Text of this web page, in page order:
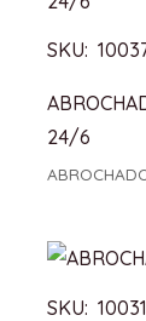
SKU:
24/6
SKU: 10031